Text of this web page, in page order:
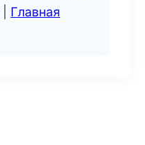
Главная